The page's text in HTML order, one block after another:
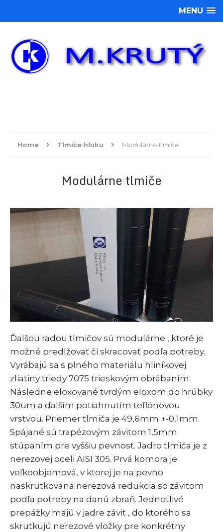
MENU
Home Tlmiče hluku Modulárne tlmiče
Modulárne tlmiče
Ďalšou radou tlmičov sú modulárne , ktoré je
možné predlžovať či skracovať podľa potreby.
Vyrábajú sa s plného materiálu hliníkovej
zliatiny triedy 7075 trieskovým obrábaním.
Následne eloxované tvrdým eloxom do hrúbky
30um a ďalším potiahnutím teflónovou
vrstvou. Priemer tlmiča je 49,6mm +-0,1mm.
Spájané sú trapézovým závitom 1,5mm
stúpaním pre vyššiu pevnosť. Jadro tlmiča je z
nerezovej oceli AISI 305. Prvá komora je
veľkoobjemová, v ktorej je na pevno
naskrutkovaná nerezová redukcia so závitom
podľa potreby na danú zbraň. Jednotlivé
prepážky majú v jadre závit , do ktorého sa
skrutkujú nerezové vložky pre konkrétny